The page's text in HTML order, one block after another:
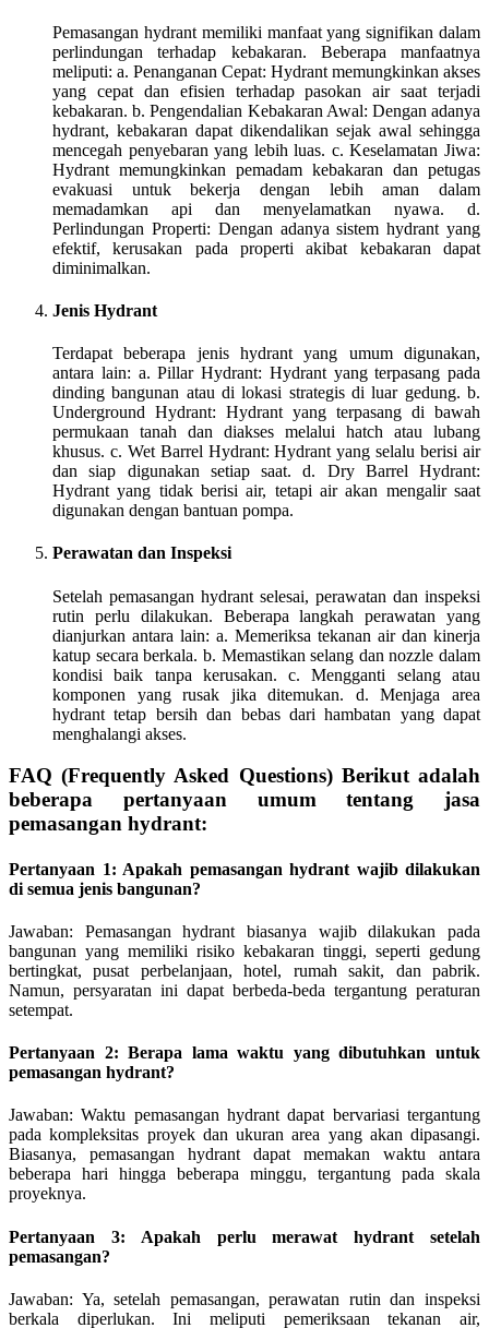
Pemasangan hydrant memiliki manfaat yang signifikan dalam
perlindungan terhadap kebakaran. Beberapa manfaatnya
meliputi: a. Penanganan Cepat: Hydrant memungkinkan akses
yang cepat dan efisien terhadap pasokan air saat terjadi
kebakaran. b. Pengendalian Kebakaran Awal: Dengan adanya
hydrant, kebakaran dapat dikendalikan sejak awal sehingga
mencegah penyebaran yang lebih luas. c. Keselamatan Jiwa:
Hydrant memungkinkan pemadam kebakaran dan petugas
evakuasi untuk bekerja dengan lebih aman dalam
memadamkan api dan menyelamatkan nyawa. d.
Perlindungan Properti: Dengan adanya sistem hydrant yang
efektif, kerusakan pada properti akibat kebakaran dapat
diminimalkan.
Jenis Hydrant
Terdapat beberapa jenis hydrant yang umum digunakan,
antara lain: a. Pillar Hydrant: Hydrant yang terpasang pada
dinding bangunan atau di lokasi strategis di luar gedung. b.
Underground Hydrant: Hydrant yang terpasang di bawah
permukaan tanah dan diakses melalui hatch atau lubang
khusus. c. Wet Barrel Hydrant: Hydrant yang selalu berisi air
dan siap digunakan setiap saat. d. Dry Barrel Hydrant:
Hydrant yang tidak berisi air, tetapi air akan mengalir saat
digunakan dengan bantuan pompa.
Perawatan dan Inspeksi
Setelah pemasangan hydrant selesai, perawatan dan inspeksi
rutin perlu dilakukan. Beberapa langkah perawatan yang
dianjurkan antara lain: a. Memeriksa tekanan air dan kinerja
katup secara berkala. b. Memastikan selang dan nozzle dalam
kondisi baik tanpa kerusakan. c. Mengganti selang atau
komponen yang rusak jika ditemukan. d. Menjaga area
hydrant tetap bersih dan bebas dari hambatan yang dapat
menghalangi akses.
FAQ (Frequently Asked Questions) Berikut adalah
beberapa pertanyaan umum tentang jasa
pemasangan hydrant:
Pertanyaan 1: Apakah pemasangan hydrant wajib dilakukan
di semua jenis bangunan?
Jawaban: Pemasangan hydrant biasanya wajib dilakukan pada
bangunan yang memiliki risiko kebakaran tinggi, seperti gedung
bertingkat, pusat perbelanjaan, hotel, rumah sakit, dan pabrik.
Namun, persyaratan ini dapat berbeda-beda tergantung peraturan
setempat.
Pertanyaan 2: Berapa lama waktu yang dibutuhkan untuk
pemasangan hydrant?
Jawaban: Waktu pemasangan hydrant dapat bervariasi tergantung
pada kompleksitas proyek dan ukuran area yang akan dipasangi.
Biasanya, pemasangan hydrant dapat memakan waktu antara
beberapa hari hingga beberapa minggu, tergantung pada skala
proyeknya.
Pertanyaan 3: Apakah perlu merawat hydrant setelah
pemasangan?
Jawaban: Ya, setelah pemasangan, perawatan rutin dan inspeksi
berkala diperlukan. Ini meliputi pemeriksaan tekanan air,